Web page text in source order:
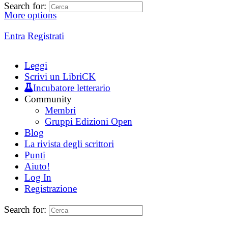
More options
Entra Registrati
Search for:
Leggi
Scrivi un LibriCK
Incubatore letterario
Community
Membri
Gruppi Edizioni Open
Blog
La rivista degli scrittori
Punti
Aiuto!
Log In
Registrazione
Search for: